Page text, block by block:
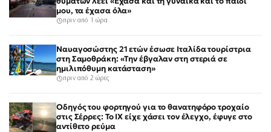
μου, τα έχασα όλα»
πριν από 1 ώρα
Ναυαγοσώστης 21 ετών έσωσε Ιταλίδα τουρίστρια
στη Σαμοθράκη: «Την έβγαλαν στη στεριά σε
ημιλιπόθυμη κατάσταση»
πριν από 2 ώρες
Οδηγός του φορτηγού για το θανατηφόρο τροχαίο
στις Σέρρες: Το ΙΧ είχε χάσει τον έλεγχο, έφυγε στο
αντίθετο ρεύμα